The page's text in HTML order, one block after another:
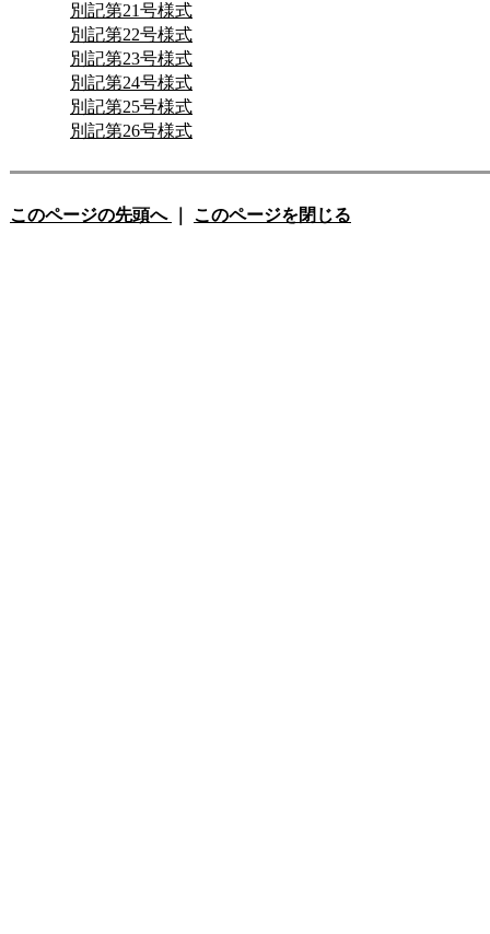
別記第21号様式
別記第22号様式
別記第23号様式
別記第24号様式
別記第25号様式
別記第26号様式
このページの先頭へ このページを閉じる